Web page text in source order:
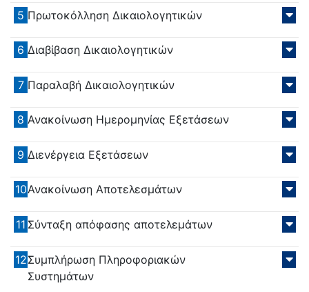
5 Πρωτοκόλληση Δικαιολογητικών
6 Διαβίβαση Δικαιολογητικών
7 Παραλαβή Δικαιολογητικών
8 Ανακοίνωση Ημερομηνίας Εξετάσεων
9 Διενέργεια Εξετάσεων
10Ανακοίνωση Αποτελεσμάτων
11 Σύνταξη απόφασης αποτελεμάτων
12Συμπλήρωση Πληροφοριακών
Συστημάτων